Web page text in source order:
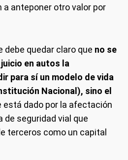
a anteponer otro valor por
debe quedar claro que no se
en autos la
para sí un modelo de vida
Nacional), sino el
está dado por la afectación
de seguridad vial que
terceros como un capital